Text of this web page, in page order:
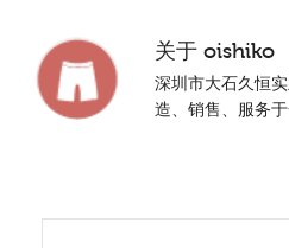
关于 oishiko
深圳市大石久恒
造、销售、服务